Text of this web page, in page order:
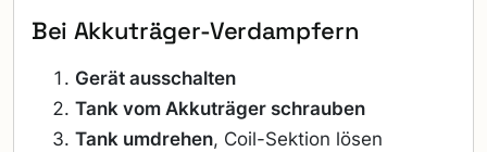
Bei Akkuträger-Verdampfern
Gerät ausschalten
Tank vom Akkuträger schrauben
Tank umdrehen, Coil-Sektion lösen